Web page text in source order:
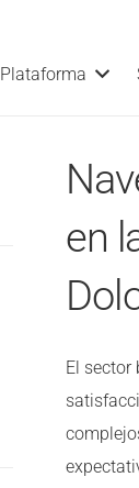
Plataforma
en
El sector